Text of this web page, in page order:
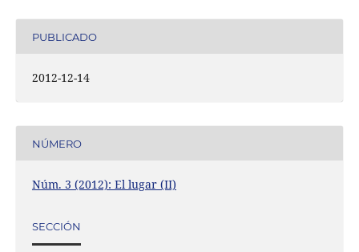
PUBLICADO
2012-12-14
NÚMERO
Núm. 3 (2012): El lugar (II)
SECCIÓN